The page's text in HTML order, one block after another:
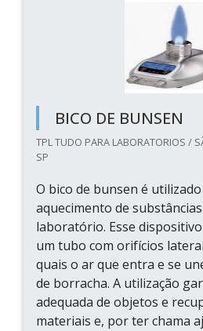
BICO DE BUNSEN
TPL TUDO PARA LABORATORIOS /
SP
O bico de bunsen é
aquecimento de
laboratório. Esse
um tubo com orifícios
quais o ar que entra e se
de borracha. A utilização
adequada de objetos e
materiais e, por ter chama